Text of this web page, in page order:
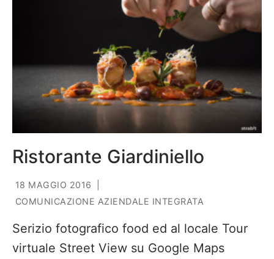
Ristorante Giardiniello
18 MAGGIO 2016
COMUNICAZIONE AZIENDALE INTEGRATA
Serizio fotografico food ed al locale Tour
virtuale Street View su Google Maps